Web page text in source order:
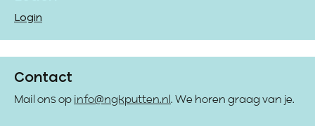
Login
Contact
Mail ons op info@ngkputten.nl . We horen graag van je.